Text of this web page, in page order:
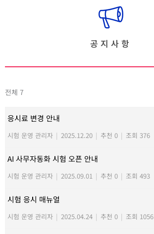
공지사항
전체 7
응시료 변경 안내
시험 운영 관리자 | 2025.12.20 | 추천 0 | 조회 376
AI 사무자동화 시험 오픈 안내
시험 운영 관리자 | 2025.09.01 | 추천 0 | 조회 493
시험 응시 매뉴얼
시험 운영 관리자 | 2025.04.24 | 추천 0 | 조회 1056